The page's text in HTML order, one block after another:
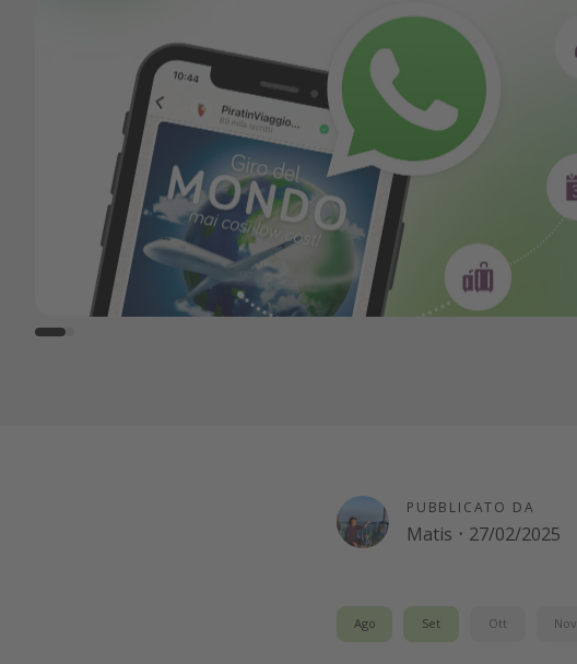
PUBBLICATO DA
Matis · 27/02/2025
Ago Set Ott Nov